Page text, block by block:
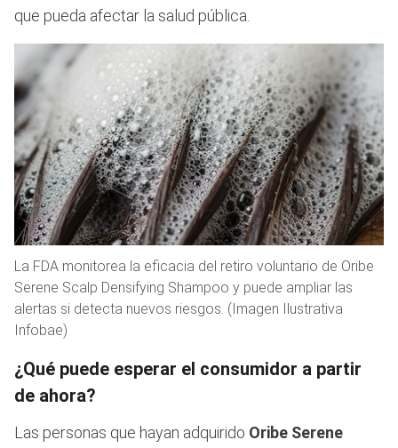
que pueda afectar la salud pública.
La FDA monitorea la eficacia del retiro voluntario de Oribe
Serene Scalp Densifying Shampoo y puede ampliar las
alertas si detecta nuevos riesgos. (Imagen Ilustrativa
Infobae)
¿Qué puede esperar el consumidor a partir
de ahora?
Las personas que hayan adquirido Oribe Serene